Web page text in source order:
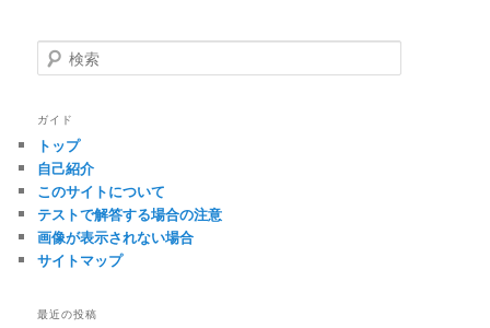
検
索
ガイド
トップ
自己紹介
このサイトについて
テストで解答する場合の注意
画像が表示されない場合
サイトマップ
最近の投稿